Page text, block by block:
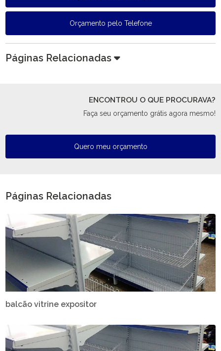
Orçamento pelo Telefone
Páginas Relacionadas
ENCONTROU O QUE PROCURAVA?
Faça seu orçamento grátis agora mesmo!
Quero meu orçamento
Páginas Relacionadas
balcão vitrine expositor